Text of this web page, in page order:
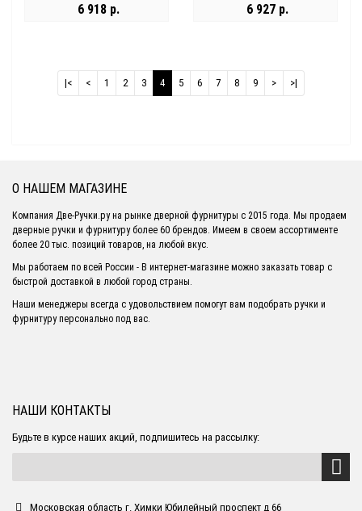
6 918 р. 6 927 р.
|< < 1 2 3 4 5 6 7 8 9 > >|
О НАШЕМ МАГАЗИНЕ
Компания Две-Ручки.ру на рынке дверной фурнитуры с 2015 года. Мы продаем
дверные ручки и фурнитуру более 60 брендов. Имеем в своем ассортименте
более 20 тыс. позиций товаров, на любой вкус.
Мы работаем по всей России - В интернет-магазине можно заказать товар с
быстрой доставкой в любой город страны.
Наши менеджеры всегда с удовольствием помогут вам подобрать ручки и
фурнитуру персонально под вас.
НАШИ КОНТАКТЫ
Будьте в курсе наших акций, подпишитесь на рассылку:
Московская область г. Химки Юбилейный проспект д 66